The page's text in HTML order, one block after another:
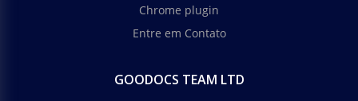
Chrome plugin
Entre em Contato
GOODOCS TEAM LTD